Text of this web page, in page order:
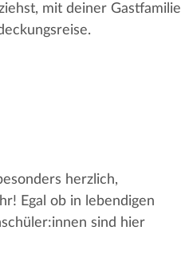
mit deiner Gastfamilie
herzlich,
Egal ob in lebendigen
sind hier